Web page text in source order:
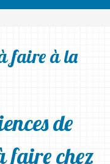
faire à la
de
faire chez